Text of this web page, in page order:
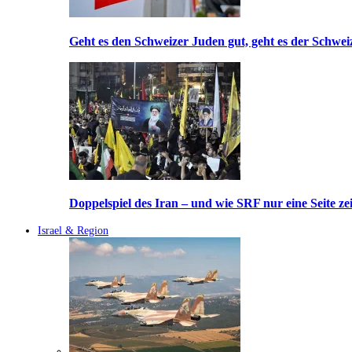
Geht es den Schweizer Juden gut, geht es der
Doppelspiel des Iran – und wie SRF nur eine Seite
Israel & Region